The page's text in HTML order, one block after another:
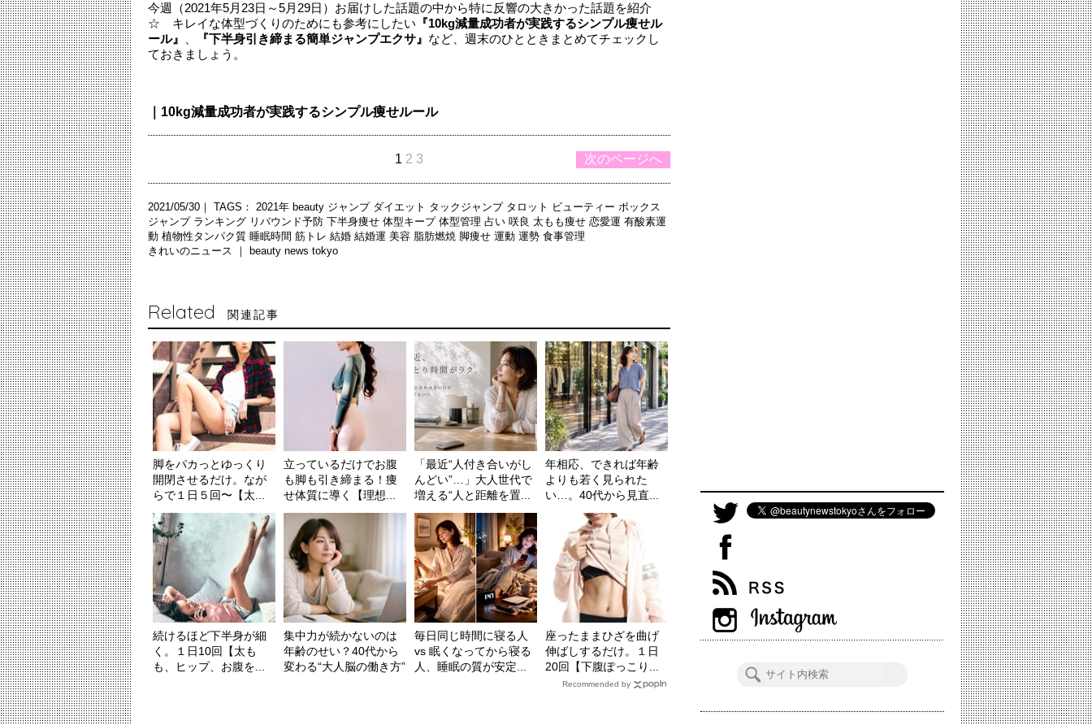
今週（2021年5月23日～5月29日）お届けした話題の中から特に反響の大きかった話題を紹介
☆ キレイな体型づくりのためにも参考にしたい 『10kg減量成功者が実践するシンプル痩せル
ール』
『下半身引き締まる簡単ジャンプエクサ』 など、週末のひとときまとめてチェックし
ておきましょう。
｜10kg減量成功者が実践するシンプル痩せルール
次のページへ
1 2 3
2021/05/30｜ TAGS： 2021年 beauty ジャンプ ダイエット タックジャンプ タロット ビューティー ボックス
ジャンプ ランキング リバウンド予防 下半身痩せ 体型キープ 体型管理 占い 咲良 太もも痩せ 恋愛運 有酸素運
動 植物性タンパク質 睡眠時間 筋トレ 結婚 結婚運 美容 脂肪燃焼 脚痩せ 運動 運勢 食事管理
きれいのニュース ｜
beauty news tokyo
Related 関連記事
脚をパカっとゆっくり
開閉させるだけ。なが
らで１日５回〜【太...
立っているだけでお腹
も脚も引き締まる！痩
せ体質に導く【理想...
「最近“人付き合いがし
んどい”…」大人世代で
増える“人と距離を置...
年相応、できれば年齢
よりも若く見られた
い…。40代から見直...
続けるほど下半身が細
く。１日10回【太も
も、ヒップ、お腹を...
集中力が続かないのは
年齢のせい？40代から
変わる“大人脳の働き方”
毎日同じ時間に寝る人
vs 眠くなってから寝る
人、睡眠の質が安定...
座ったままひざを曲げ
伸ばしするだけ。１日
20回【下腹ぽっこり...
Recommended by